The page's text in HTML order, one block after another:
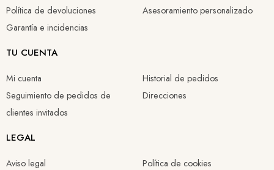
Política de devoluciones
Garantía e incidencias
Asesoramiento personalizado
TU CUENTA
Mi cuenta
Seguimiento de pedidos de
clientes invitados
Historial de pedidos
Direcciones
LEGAL
Aviso legal
Política de cookies